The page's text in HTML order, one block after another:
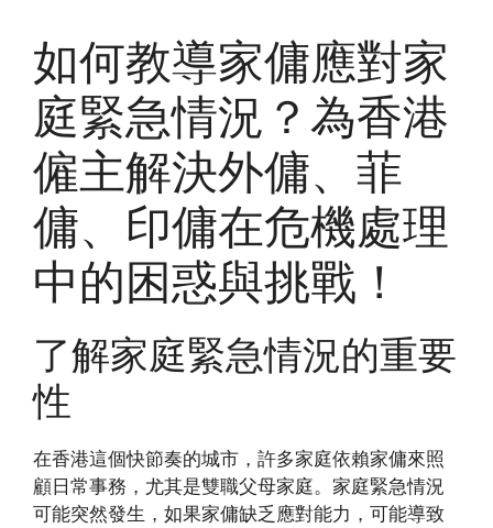
如何教導家傭應對家
庭緊急情況？為香港
僱主解決外傭、菲
傭、印傭在危機處理
中的困惑與挑戰！
了解家庭緊急情況的重要
性
在香港這個快節奏的城市，許多家庭依賴家傭來照
顧日常事務，尤其是雙職父母家庭。家庭緊急情況
可能突然發生，如果家傭缺乏應對能力，可能導致